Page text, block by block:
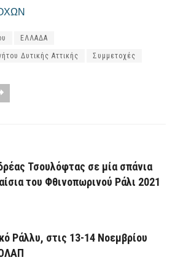
ΕΛΛΑΔΑ
Δυτικής Αττικής Συμμετοχές
Τσουλόφτας σε μία σπάνια
του Φθινοπωρινού Ράλι 2021
Ράλλυ, στις 13-14 Νοεμβρίου